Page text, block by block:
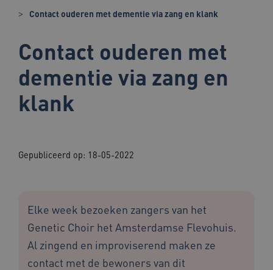
Contact ouderen met dementie via zang en klank
Contact ouderen met
dementie via zang en
klank
Gepubliceerd op: 18-05-2022
Elke week bezoeken zangers van het
Genetic Choir het Amsterdamse Flevohuis.
Al zingend en improviserend maken ze
contact met de bewoners van dit